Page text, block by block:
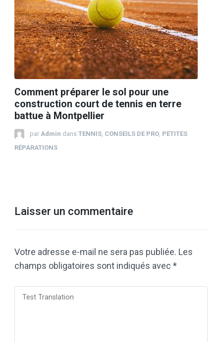
Comment préparer le sol pour une
construction court de tennis en terre
battue à Montpellier
par Admin dans TENNIS CONSEILS DE PRO PETITES
RÉPARATIONS
Laisser un commentaire
Votre adresse e-mail ne sera pas publiée. Les
champs obligatoires sont indiqués avec *